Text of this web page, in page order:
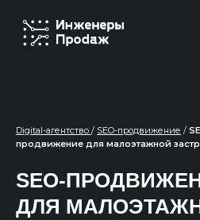
SEO-
ДЛЯ
Digital-агентство / SEO-продвижение /
продвижение для малоэтажной